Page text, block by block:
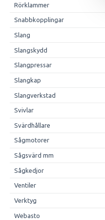
Rörklammer
Snabbkopplingar
Slang
Slangskydd
Slangpressar
Slangkap
Slangverkstad
Svivlar
Svärdhållare
Sågmotorer
Sågsvärd mm
Sågkedjor
Ventiler
Verktyg
Webasto